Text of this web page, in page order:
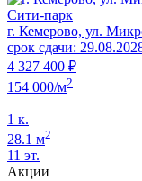
Сити-парк
г. Кемерово, ул.
срок сдачи:
4 327 400 ₽
154 000/м2
1 к.
28.1 м2
11 эт.
Акции